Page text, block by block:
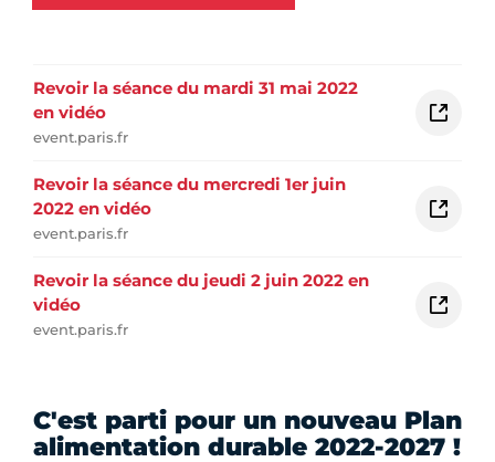
Revoir la séance du mardi 31 mai 2022
en vidéo
event.paris.fr
Revoir la séance du mercredi 1er juin
2022 en vidéo
event.paris.fr
Revoir la séance du jeudi 2 juin 2022 en
vidéo
event.paris.fr
C'est parti pour un nouveau Plan
alimentation durable 2022-2027 !